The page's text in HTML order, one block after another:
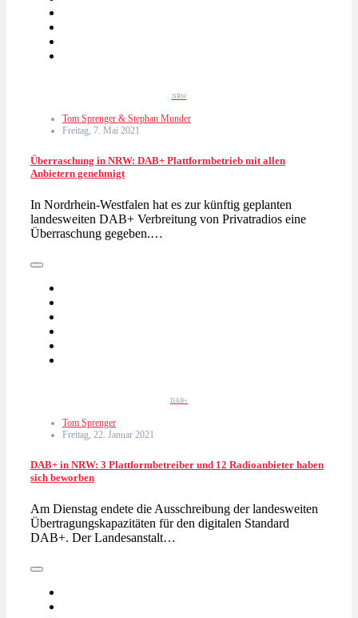
NRW
Tom Sprenger & Stephan Munder
Freitag, 7. Mai 2021
Überraschung in NRW: DAB+ Plattformbetrieb mit allen
Anbietern genehmigt
In Nordrhein-Westfalen hat es zur künftig geplanten
landesweiten DAB+ Verbreitung von Privatradios eine
Überraschung gegeben.…
DAB+
Tom Sprenger
Freitag, 22. Januar 2021
DAB+ in NRW: 3 Plattformbetreiber und 12 Radioanbieter haben
sich beworben
Am Dienstag endete die Ausschreibung der landesweiten
Übertragungskapazitäten für den digitalen Standard
DAB+. Der Landesanstalt…